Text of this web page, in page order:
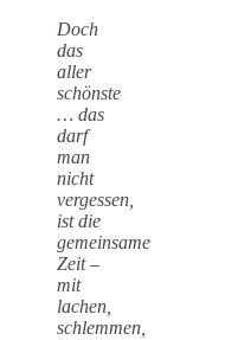
Doch
das
aller
schönste
… das
darf
man
nicht
vergessen,
ist die
gemeinsame
Zeit –
mit
lachen,
schlemmen,